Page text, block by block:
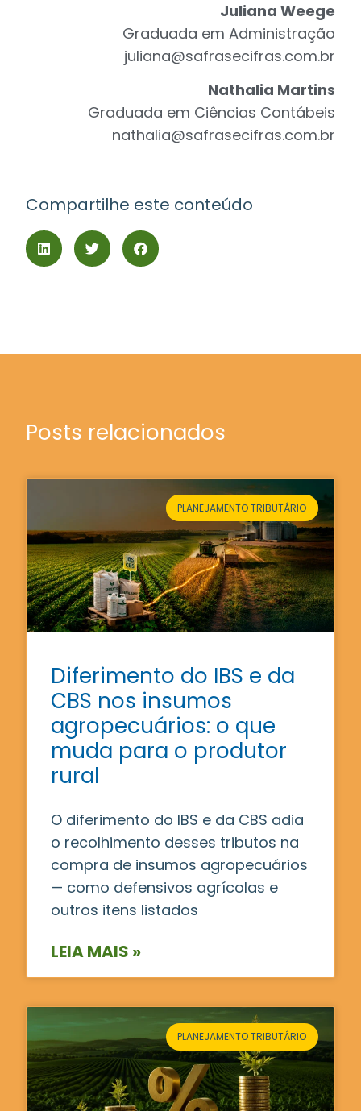
Juliana Weege
Graduada em Administração
juliana@safrasecifras.com.br
Nathalia Martins
Graduada em Ciências Contábeis
nathalia@safrasecifras.com.br
Compartilhe este conteúdo
Posts relacionados
PLANEJAMENTO TRIBUTÁRIO
Diferimento do IBS e da
CBS nos insumos
agropecuários: o que
muda para o produtor
rural
O diferimento do IBS e da CBS adia
o recolhimento desses tributos na
compra de insumos agropecuários
— como defensivos agrícolas e
outros itens listados
LEIA MAIS »
PLANEJAMENTO TRIBUTÁRIO